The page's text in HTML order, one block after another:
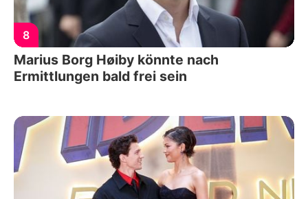
8
Marius Borg Høiby könnte nach
Ermittlungen bald frei sein